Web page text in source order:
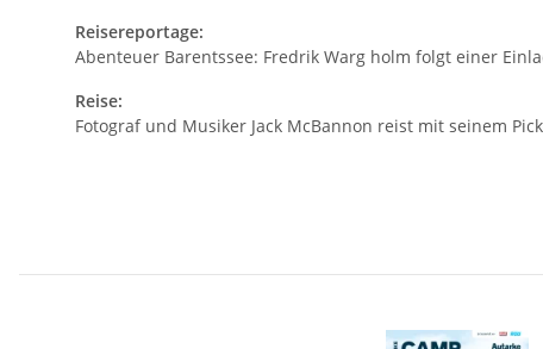
Reisereportage:
Abenteuer Barentssee: Fredrik Warg holm folgt einer
Reise:
Fotograf und Musiker Jack McBannon reist mit seinem